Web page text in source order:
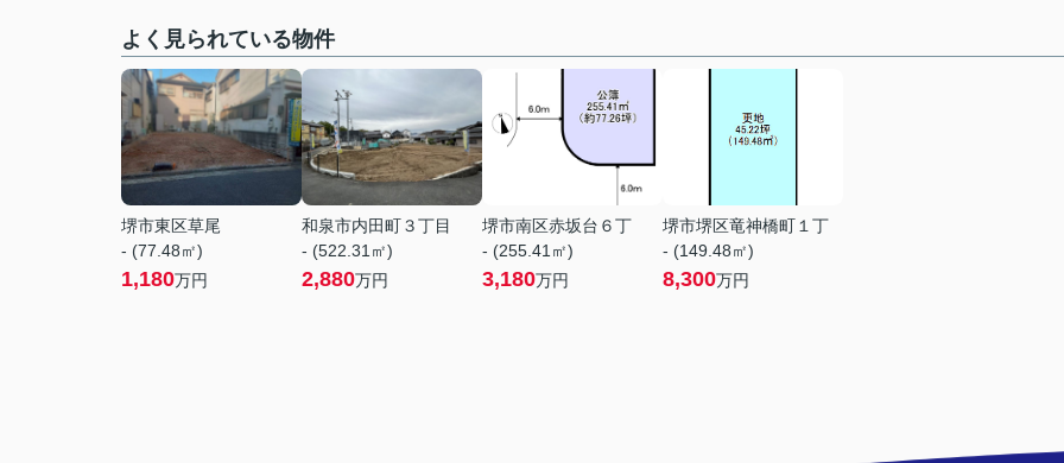
よく見られている物件
堺市東区草尾
- (77.48㎡)
1,180万円
和泉市内田町３丁目
- (522.31㎡)
2,880万円
堺市南区赤坂台６丁
- (255.41㎡)
3,180万円
堺市堺区竜神橋町１丁
- (149.48㎡)
8,300万円